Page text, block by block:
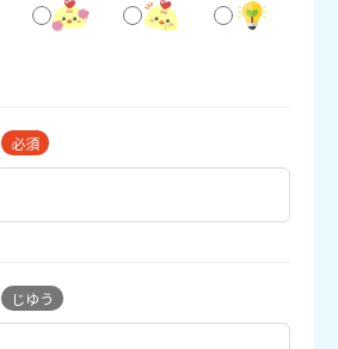
必須
じゆう